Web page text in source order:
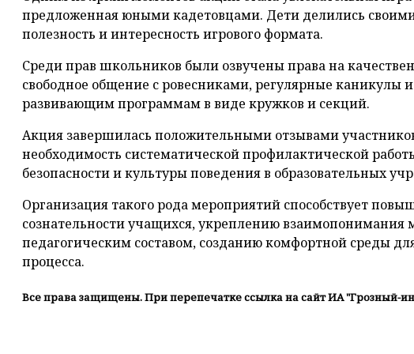
предложенная юными кадетовцами. Дети делились
полезность и интересность игрового формата.
Среди прав школьников были озвучены права на
свободное общение с ровесниками, регулярные каникулы
развивающим программам в виде кружков и секций.
Акция завершилась положительными отзывами
необходимость систематической профилактической
безопасности и культуры поведения в образовательных
Организация такого рода мероприятий способствует
сознательности учащихся, укреплению
педагогическим составом, созданию комфортной среды
процесса.
Все права защищены. При перепечатке ссылка на сайт ИА "Грозный-